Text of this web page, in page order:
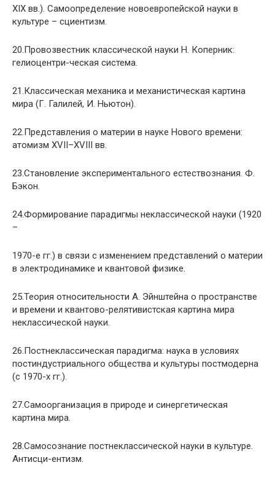
XIX вв.). Самоопределение новоевропейской науки в
культуре – сциентизм.
20.Провозвестник классической науки Н. Коперник:
гелиоцентри-ческая система.
21.Классическая механика и механистическая картина
мира (Г. Галилей, И. Ньютон).
22.Представления о материи в науке Нового времени:
атомизм XVII–XVIII вв.
23.Становление экспериментального естествознания. Ф.
Бэкон.
24.Формирование парадигмы неклассической науки (1920
–
1970-е гг.) в связи с изменением представлений о материи
в электродинамике и квантовой физике.
25.Теория относительности А. Эйнштейна о пространстве
и времени и квантово-релятивистская картина мира
неклассической науки.
26.Постнеклассическая парадигма: наука в условиях
постиндустриального общества и культуры постмодерна
(с 1970-х гг.).
27.Самоорганизация в природе и синергетическая
картина мира.
28.Самосознание постнеклассической науки в культуре.
Антисци-ентизм.